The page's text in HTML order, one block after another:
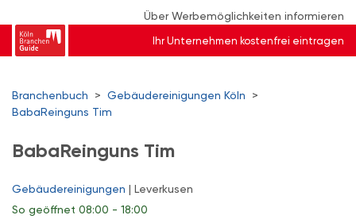
Über Werbemöglichkeiten informieren
Ihr Unternehmen kostenfrei eintragen
Branchenbuch > Gebäudereinigungen Köln
>
BabaReinguns Tim
BabaReinguns Tim
Gebäudereinigungen | Leverkusen
So geöffnet 08:00 - 18:00